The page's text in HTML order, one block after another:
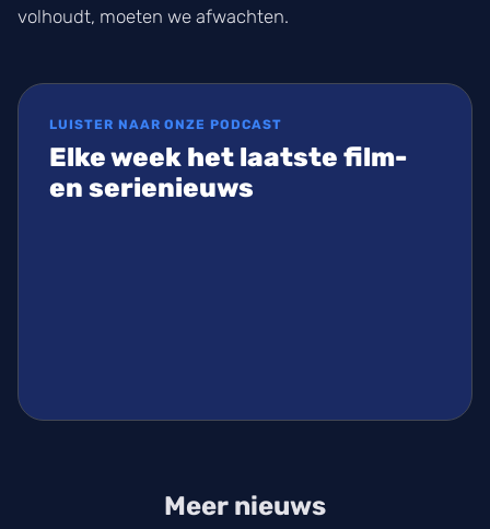
volhoudt, moeten we afwachten.
LUISTER NAAR ONZE PODCAST
Elke week het laatste film-
en serienieuws
Meer nieuws